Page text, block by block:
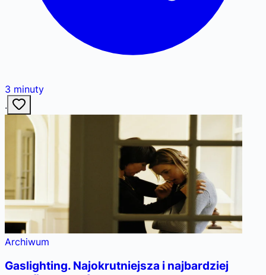
3 minuty
·
Archiwum
Gaslighting. Najokrutniejsza i najbardziej